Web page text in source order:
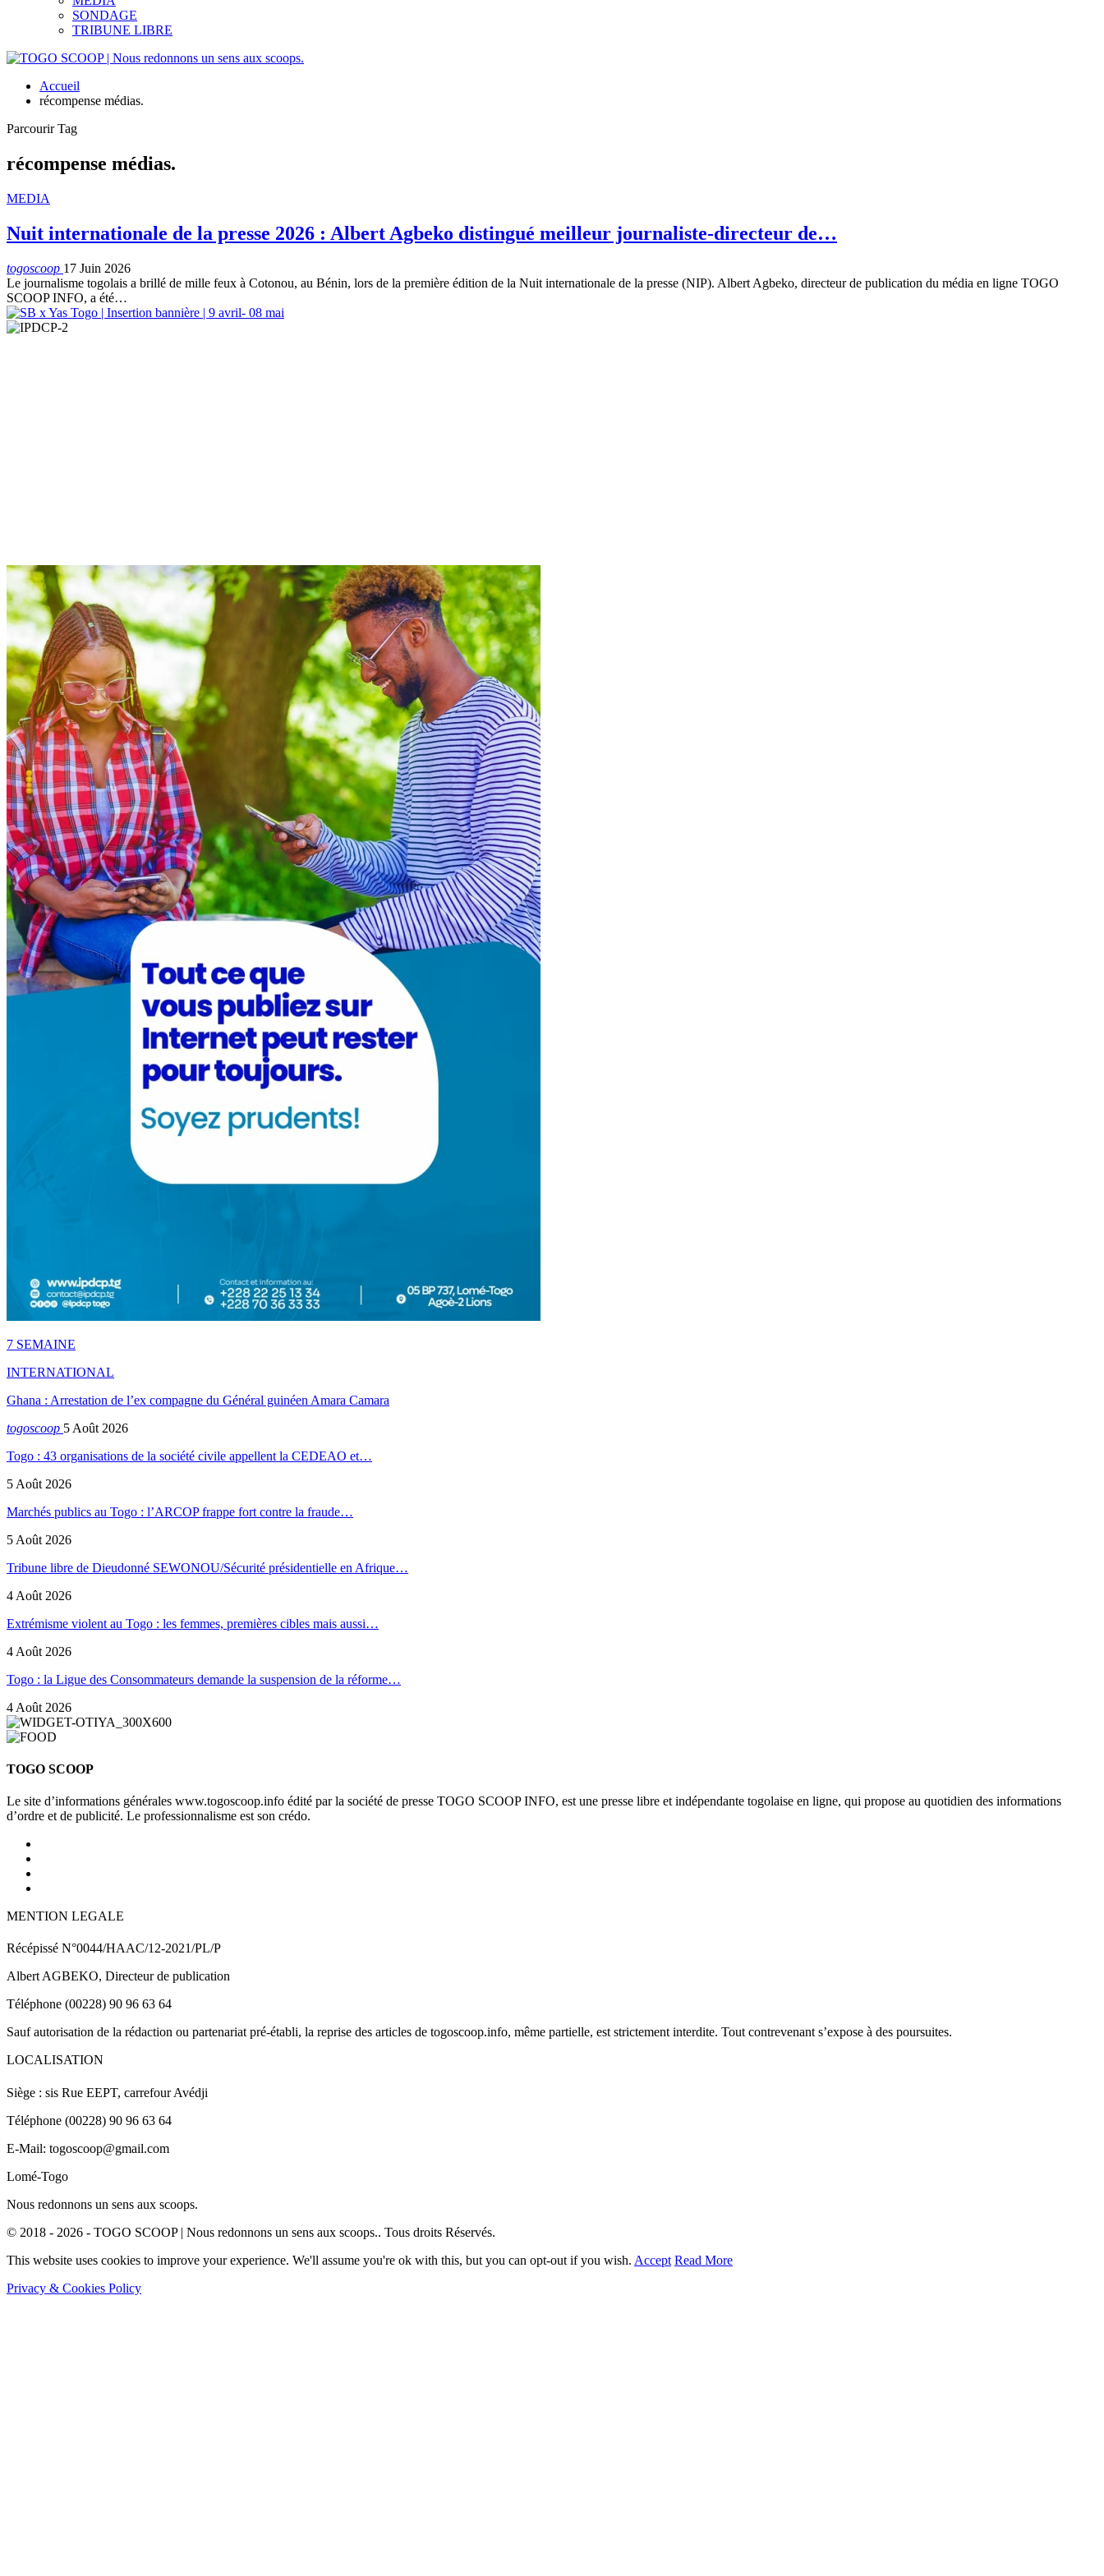
SONDAGE
TRIBUNE LIBRE
Accueil
récompense médias.
Parcourir Tag
récompense médias.
MEDIA
Nuit internationale de la presse 2026 : Albert Agbeko distingué meilleur journaliste-directeur de…
togoscoop 17 Juin 2026
Le journalisme togolais a brillé de mille feux à Cotonou, au Bénin, lors de la première édition de la Nuit internationale de la presse (NIP). Albert Agbeko, directeur de publication du média en ligne TOGO
SCOOP INFO, a été…
7 SEMAINE
INTERNATIONAL
Ghana : Arrestation de l’ex compagne du Général guinéen Amara Camara
togoscoop 5 Août 2026
Togo : 43 organisations de la société civile appellent la CEDEAO et…
5 Août 2026
Marchés publics au Togo : l’ARCOP frappe fort contre la fraude…
5 Août 2026
Tribune libre de Dieudonné SEWONOU/Sécurité présidentielle en Afrique…
4 Août 2026
Extrémisme violent au Togo : les femmes, premières cibles mais aussi…
4 Août 2026
Togo : la Ligue des Consommateurs demande la suspension de la réforme…
4 Août 2026
TOGO SCOOP
Le site d’informations générales www.togoscoop.info édité par la société de presse TOGO SCOOP INFO, est une presse libre et indépendante togolaise en ligne, qui propose au quotidien des informations
d’ordre et de publicité. Le professionnalisme est son crédo.
MENTION LEGALE
Récépissé N°0044/HAAC/12-2021/PL/P
Albert AGBEKO, Directeur de publication
Téléphone (00228) 90 96 63 64
Sauf autorisation de la rédaction ou partenariat pré-établi, la reprise des articles de togoscoop.info, même partielle, est strictement interdite. Tout contrevenant s’expose à des poursuites.
LOCALISATION
Siège : sis Rue EEPT, carrefour Avédji
Téléphone (00228) 90 96 63 64
E-Mail: togoscoop@gmail.com
Lomé-Togo
Nous redonnons un sens aux scoops.
© 2018 - 2026 - TOGO SCOOP | Nous redonnons un sens aux scoops.. Tous droits Réservés.
This website uses cookies to improve your experience. We'll assume you're ok with this, but you can opt-out if you wish. Accept Read More
Privacy & Cookies Policy